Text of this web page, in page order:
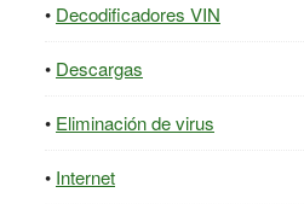
Decodificadores VIN
Descargas
Eliminación de virus
Internet